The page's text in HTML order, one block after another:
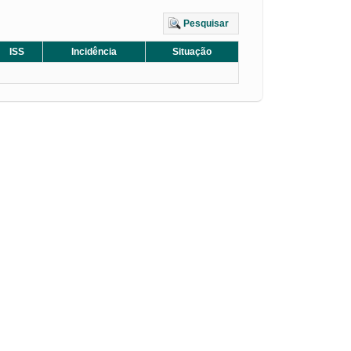
Pesquisar
ISS Incidência
Situação